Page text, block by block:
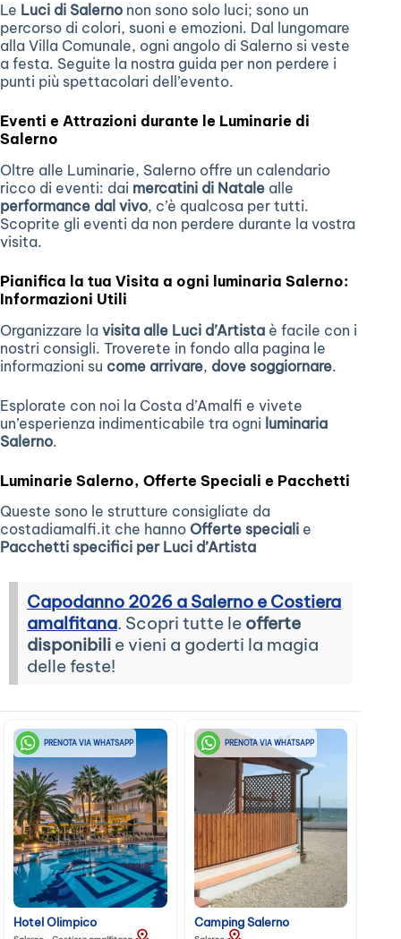
Le Luci di Salerno non sono solo luci; sono un
percorso di colori, suoni e emozioni. Dal lungomare
alla Villa Comunale, ogni angolo di Salerno si veste
a festa. Seguite la nostra guida per non perdere i
punti più spettacolari dell’evento.
Eventi e Attrazioni durante le Luminarie di
Salerno
Oltre alle Luminarie, Salerno offre un calendario
ricco di eventi: dai mercatini di Natale alle
performance dal vivo, c’è qualcosa per tutti.
Scoprite gli eventi da non perdere durante la vostra
visita.
Pianifica la tua Visita a ogni luminaria Salerno:
Informazioni Utili
Organizzare la visita alle Luci d’Artista è facile con i
nostri consigli. Troverete in fondo alla pagina le
informazioni su come arrivare, dove soggiornare.
Esplorate con noi la Costa d’Amalfi e vivete
un’esperienza indimenticabile tra ogni luminaria
Salerno.
Luminarie Salerno, Offerte Speciali e Pacchetti
Queste sono le strutture consigliate da
costadiamalfi.it che hanno Offerte speciali e
Pacchetti specifici per Luci d’Artista
Capodanno 2026 a Salerno e Costiera
amalfitana. Scopri tutte le offerte
disponibili e vieni a goderti la magia
delle feste!
PRENOTA VIA WHATSAPP
Hotel Olimpico
PRENOTA VIA WHATSAPP
Camping Salerno